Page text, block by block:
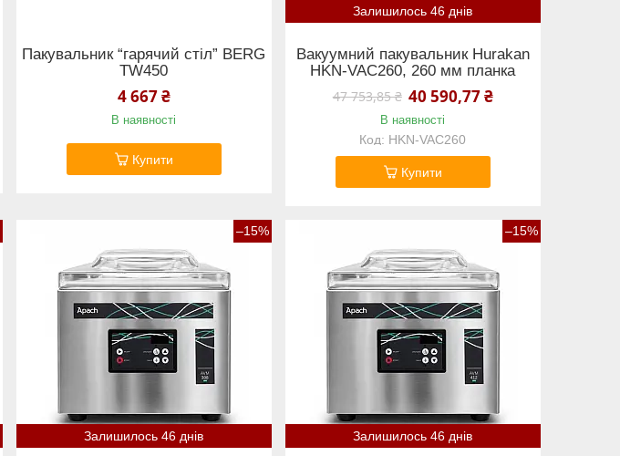
Пакувальник “гарячий стіл” BERG
TW450
4 667 ₴
В наявності
Купити
Залишилось 46 днів
Вакуумний пакувальник Hurakan
HKN-VAC260, 260 мм планка
47 753,85 ₴ 40 590,77 ₴
В наявності
HKN-VAC260
Купити
–15%
Залишилось 46 днів
–15%
Залишилось 46 днів